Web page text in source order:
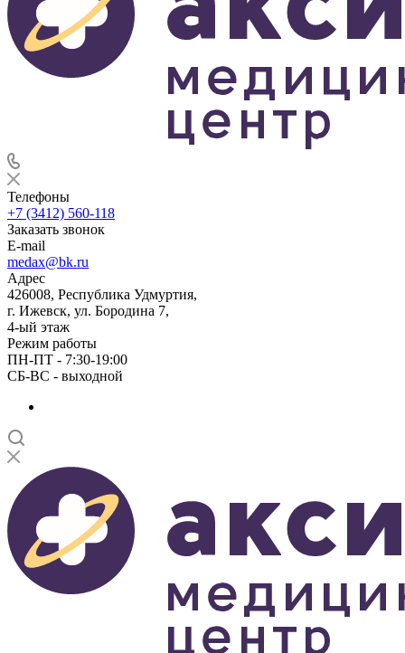
Телефоны
+7 (3412) 560-118
Заказать звонок
E-mail
medax@bk.ru
Адрес
426008, Республика Удмуртия,
г. Ижевск, ул. Бородина 7,
4-ый этаж
Режим работы
ПН-ПТ - 7:30-19:00
СБ-ВС - выходной